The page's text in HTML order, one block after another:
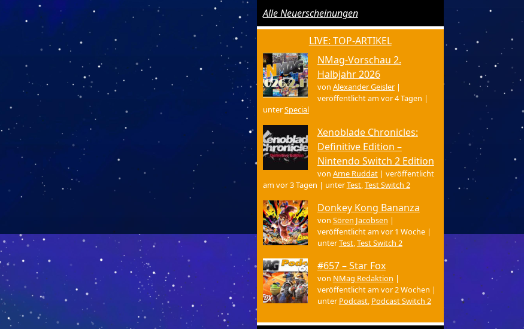
Alle Neuerscheinungen
LIVE: TOP-ARTIKEL
NMag-Vorschau 2.
Halbjahr 2026
von Alexander Geisler|
veröffentlicht am vor 4 Tagen |
unterSpecial
Xenoblade Chronicles:
Definitive Edition –
Nintendo Switch 2 Edition
von Arne Ruddat| veröffentlicht
am vor 3 Tagen | unterTest,Test Switch 2
Donkey Kong Bananza
von Sören Jacobsen |
veröffentlicht am vor 1 Woche|
unterTest,Test Switch 2
#657 – Star Fox
von NMag Redaktion |
veröffentlicht am vor 2 Wochen |
unter Podcast, Podcast Switch 2